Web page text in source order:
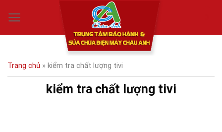
Trang chủ » kiểm tra chất lượng tivi
kiểm tra chất lượng tivi